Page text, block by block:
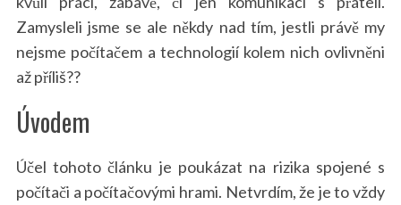
Zamysleli jsme se ale někdy nad tím, jestli právě my
nejsme počítačem a technologií kolem nich ovlivněni
až příliš??
Úvodem
Účel tohoto článku je poukázat na rizika spojené s
počítači a počítačovými hrami. Netvrdím, že je to vždy